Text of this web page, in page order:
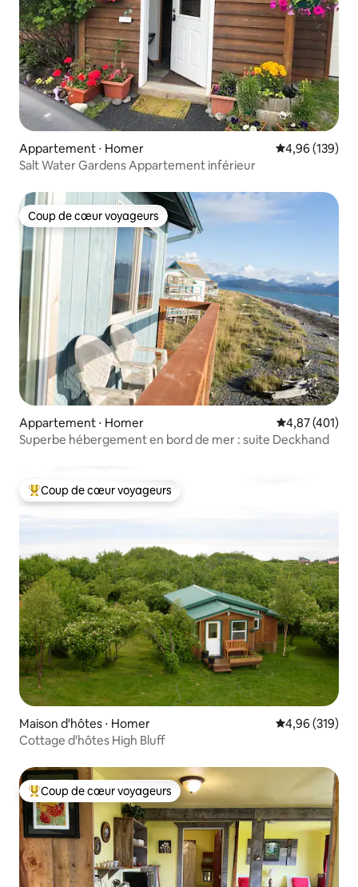
Appartement ⋅ Homer Évaluation
4,96 (139)
Salt Water Gardens Appartement inférieur
Coup de cœur voyageurs
Coup de cœur voyageurs
Appartement ⋅ Homer Évaluation
4,87 (401)
Superbe hébergement en bord de mer : suite Deckhand
Coups de cœur voyageurs les plus appréciés
Coup de cœur voyageurs
Maison d'hôtes ⋅ Homer Évaluation
4,96 (319)
Cottage d'hôtes High Bluff
Coups de cœur voyageurs les plus appréciés
Coup de cœur voyageurs